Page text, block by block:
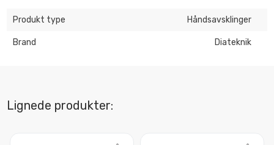
Produkt type Håndsavsklinger
Brand Diateknik
Lignede produkter: